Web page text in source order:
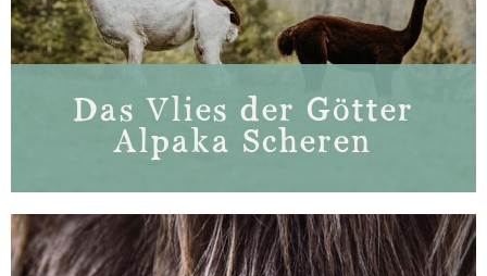
Das Vlies der Götter
Alpaka Scheren